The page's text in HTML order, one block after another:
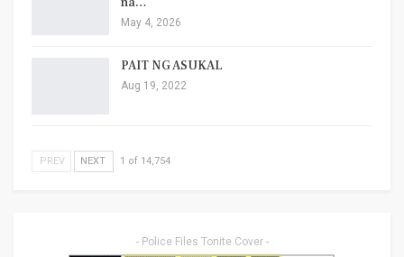
May 4, 2026
PAIT NG ASUKAL
Aug 19, 2022
PREV NEXT 1 of 14,754
- Police Files Tonite Cover -